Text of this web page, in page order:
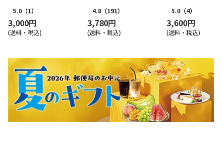
5.0 （1）
3,000円
(送料・税込)
4.8 （191）
3,780円
(送料・税込)
5.0 （4）
3,600円
(送料・税込)